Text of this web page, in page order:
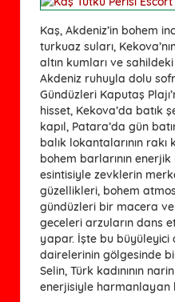
Kaş, Akdeniz’in bohem
turkuaz suları,
altın kumları ve
Akdeniz ruhuyla dolu
Gündüzleri Kaputaş
hisset, Kekova’da batık
kapıl, Patara’da gün
balık lokantalarının rakı
bohem barlarının enerjik
esintisiyle zevklerin
güzellikleri, bohem
gündüzleri bir macera
geceleri arzuların dans
yapar. İşte bu büyüleyici
dairelerinin gölgesinde
Selin, Türk kadınının
enerjisiyle harmanlayan